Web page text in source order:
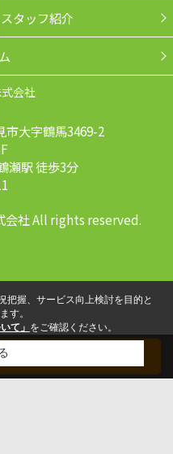
スタッフ紹介
会社
市大字鶴馬3469-2
瀬駅 徒歩3分
社 All rights reserved.
把握、サービス向上検討を目的と
す。
て」 をご確認ください。